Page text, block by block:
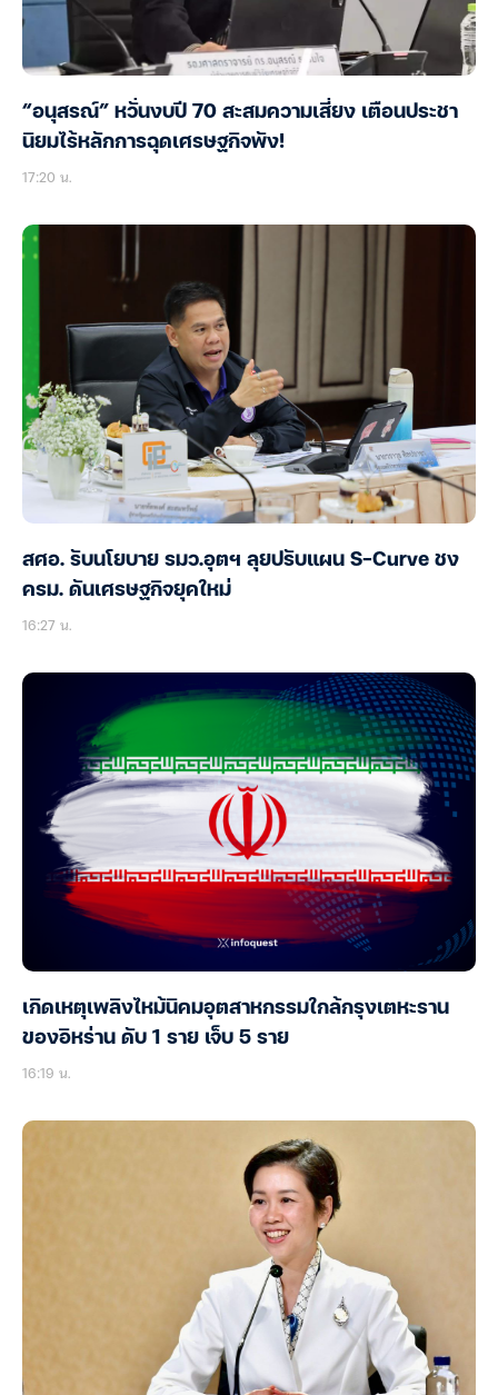
“อนุสรณ์” หวั่นงบปี 70 สะสมความเสี่ยง เตือนประชา
นิยมไร้หลักการฉุดเศรษฐกิจพัง!
17:20 น.
สศอ. รับนโยบาย รมว.อุตฯ ลุยปรับแผน S-Curve ชง
ครม. ดันเศรษฐกิจยุคใหม่
16:27 น.
เกิดเหตุเพลิงไหม้นิคมอุตสาหกรรมใกล้กรุงเตหะราน
ของอิหร่าน ดับ 1 ราย เจ็บ 5 ราย
16:19 น.